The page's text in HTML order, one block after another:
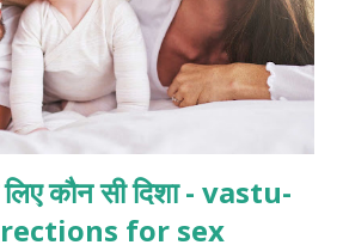
कौन सी दिशा - vastu-
for sex